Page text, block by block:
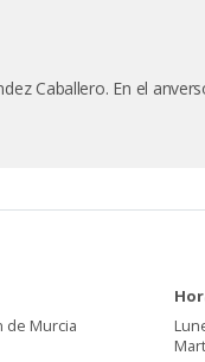
Caballero. En el
de Murcia